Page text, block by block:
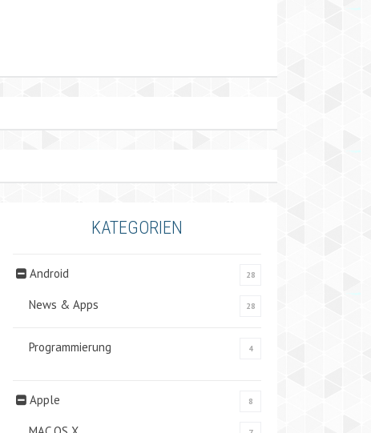
KATEGORIEN
Android 28
News & Apps 28
Programmierung 4
Apple 8